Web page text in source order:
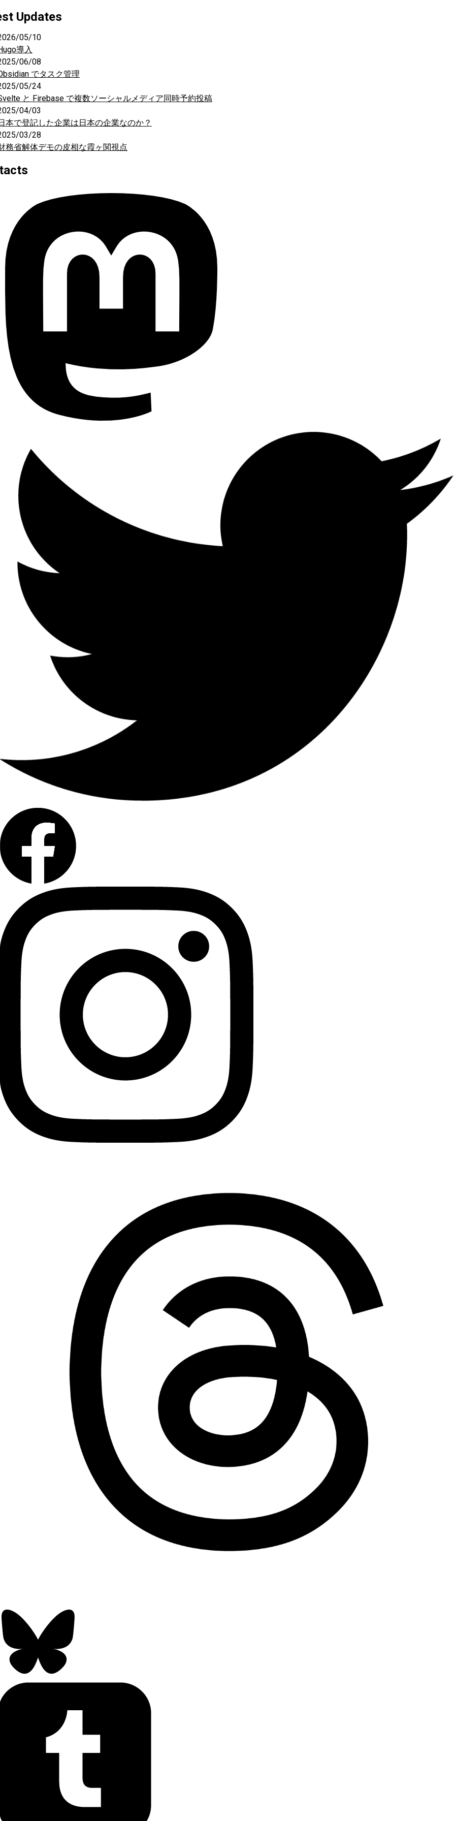
Updates
05/10
導入
06/08
でタスク管理
05/24
と Firebase で複数ソーシャルメディア同時予約投稿
04/03
本で登記した企業は日本の企業なのか？
03/28
務省解体デモの皮相な霞ヶ関視点